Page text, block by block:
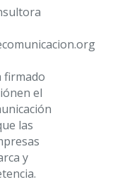
firmado
el
las
y